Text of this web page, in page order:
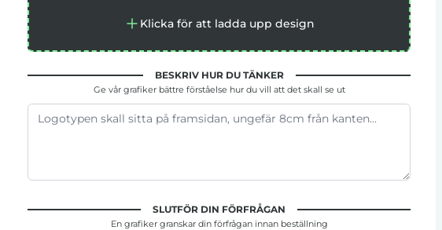
Klicka för att ladda upp design
BESKRIV HUR DU TÄNKER
Ge vår grafiker bättre förståelse hur du vill att det skall se ut
SLUTFÖR DIN FÖRFRÅGAN
En grafiker granskar din förfrågan innan beställning